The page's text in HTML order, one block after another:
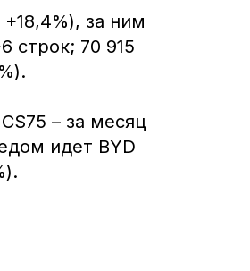
за ним
строк; 70 915
– за месяц
идет BYD